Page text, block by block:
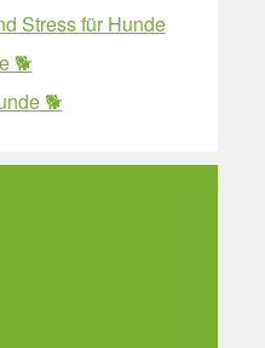
Stress für Hunde
🐕
🐕